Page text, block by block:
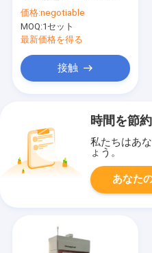
価格:negotiable
MOQ:1セット
最新価格を得る
接触
時間を節
私たちはあ
ょう。
あなた